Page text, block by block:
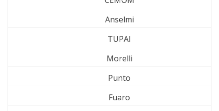
Anselmi
TUPAI
Morelli
Punto
Fuaro